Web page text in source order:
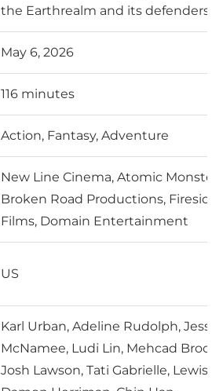
the Earthrealm and its defenders.
May 6, 2026
116 minutes
Action, Fantasy, Adventure
New Line Cinema, Atomic Monster,
Broken Road Productions, Fireside
Films, Domain Entertainment
US
Karl Urban, Adeline Rudolph,
McNamee, Ludi Lin, Mehcad
Josh Lawson, Tati Gabrielle, Lewis